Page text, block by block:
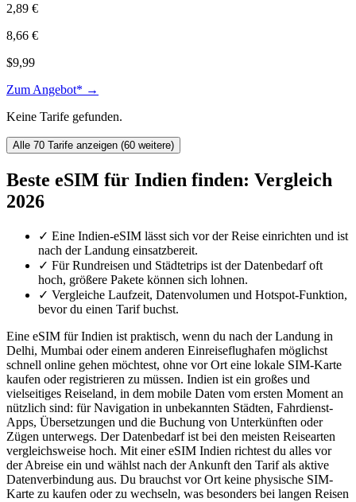
2,89 €
8,66 €
$9,99
Zum Angebot* →
Keine Tarife gefunden.
Alle 70 Tarife anzeigen (60 weitere)
Beste eSIM für Indien finden: Vergleich
2026
✓ Eine Indien-eSIM lässt sich vor der Reise einrichten und ist
nach der Landung einsatzbereit.
✓ Für Rundreisen und Städtetrips ist der Datenbedarf oft
hoch, größere Pakete können sich lohnen.
✓ Vergleiche Laufzeit, Datenvolumen und Hotspot-Funktion,
bevor du einen Tarif buchst.
Eine eSIM für Indien ist praktisch, wenn du nach der Landung in
Delhi, Mumbai oder einem anderen Einreiseflughafen möglichst
schnell online gehen möchtest, ohne vor Ort eine lokale SIM-Karte
kaufen oder registrieren zu müssen. Indien ist ein großes und
vielseitiges Reiseland, in dem mobile Daten vom ersten Moment an
nützlich sind: für Navigation in unbekannten Städten, Fahrdienst-
Apps, Übersetzungen und die Buchung von Unterkünften oder
Zügen unterwegs. Der Datenbedarf ist bei den meisten Reisearten
vergleichsweise hoch. Mit einer eSIM Indien richtest du alles vor
der Abreise ein und wählst nach der Ankunft den Tarif als aktive
Datenverbindung aus. Du brauchst vor Ort keine physische SIM-
Karte zu kaufen oder zu wechseln, was besonders bei langen Reisen